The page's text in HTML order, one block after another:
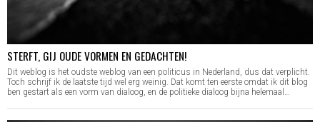
STERFT, GIJ OUDE VORMEN EN GEDACHTEN!
Dit weblog is het oudste weblog van een politicus in Nederland, dus dat verplicht.
Toch schrijf ik de laatste tijd wel erg weinig. Dat komt ten eerste omdat ik dit blog
ben gestart als een vorm van dialoog, en de politieke dialoog bijna helemaal…